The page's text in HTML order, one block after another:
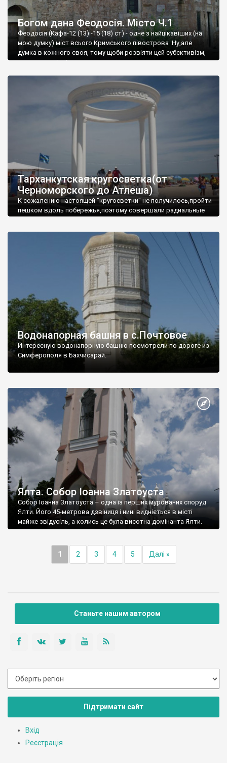
Богом дана Феодосія. Місто Ч.1
Феодосія (Кафа-12 (13) -15 (18) ст) - одне з найцікавіших (на
мою думку) міст всього Кримського півострова .Ну,але
думка в кожного своя, тому щоби розвіяти цей субєктивізм,
запрошую відвідати це
Тарханкутская кругосветка(от
Черноморского до Атлеша)
К сожалению настоящей "кругосветки" не получилось,пройти
пешком вдоль побережья,поэтому совершали радиальные
Водонапорная башня в с.Почтовое
Интересную водонапорную башню посмотрели по дороге из
Симферополя в Бахчисарай.
Ялта. Собор Іоанна Златоуста
Собор Іоанна Златоуста – одна із перших мурованих споруд
Ялти. Його 45-метрова дзвіниця і нині видніється в місті
майже звідусіль, а колись це була висотна домінанта Ялти.
1 2 3 4 5 Далі »
Станьте нашим автором
Підтримати сайт
Вхід
Реєстрація